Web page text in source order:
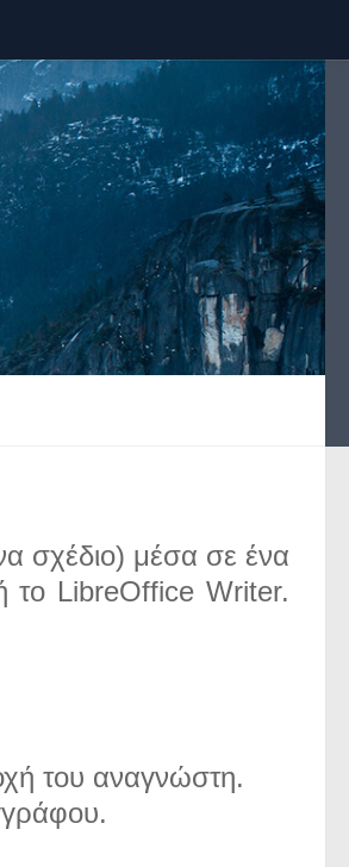
σχέδιο) μέσα σε ένα
LibreOffice Writer.
του αναγνώστη.